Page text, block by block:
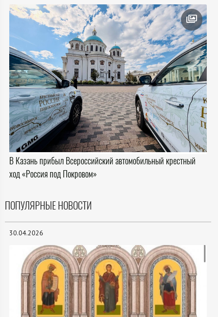
В Казань прибыл Всероссийский автомобильный крестный
ход «Россия под Покровом»
ПОПУЛЯРНЫЕ НОВОСТИ
30.04.2026